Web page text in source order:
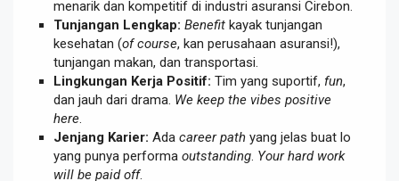
menarik dan kompetitif di industri asuransi Cirebon.
Tunjangan Lengkap: Benefit kayak tunjangan
kesehatan (of course, kan perusahaan asuransi!),
tunjangan makan, dan transportasi.
Lingkungan Kerja Positif: Tim yang suportif, fun,
dan jauh dari drama. We keep the vibes positive
here
Jenjang Karier: Ada career path yang jelas buat lo
yang punya performa outstanding Your hard work
will be paid off.